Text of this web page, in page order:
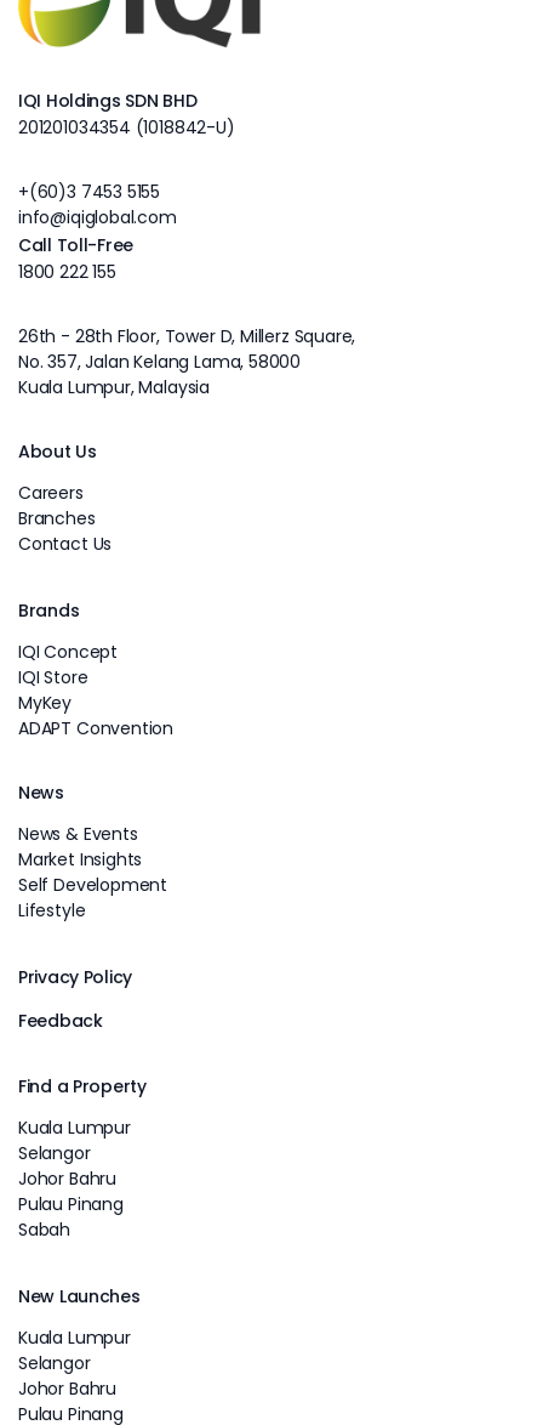
IQI Holdings SDN BHD
201201034354 (1018842-U)
+(60)3 7453 5155
info@iqiglobal.com
Call Toll-Free
1800 222 155
26th - 28th Floor, Tower D, Millerz Square,
No. 357, Jalan Kelang Lama, 58000
Kuala Lumpur, Malaysia
About Us
Careers
Branches
Contact Us
Brands
IQI Concept
IQI Store
MyKey
ADAPT Convention
News
News & Events
Market Insights
Self Development
Lifestyle
Privacy Policy
Feedback
Find a Property
Kuala Lumpur
Selangor
Johor Bahru
Pulau Pinang
Sabah
New Launches
Kuala Lumpur
Selangor
Johor Bahru
Pulau Pinang